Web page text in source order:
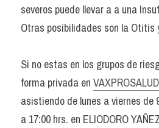
severos puede llevar a a una
Otras posibilidades son la Otitis
Si no estas en los grupos de
forma privada en VAXPROSALUD
asistiendo de lunes a viernes de
a 17:00 hrs. en ELIODORO